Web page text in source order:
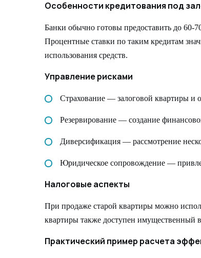
Особенности кредитования под
Банки обычно готовы предоставить до 60-
Процентные ставки по таким кредитам
использования средств.
Управление рисками
Страхование — залоговой квартиры и
Резервирование — создание
Диверсификация — рассмотрение
Юридическое сопровождение —
Налоговые аспекты
При продаже старой квартиры можно
квартиры также доступен имущественный
Практический пример расчета